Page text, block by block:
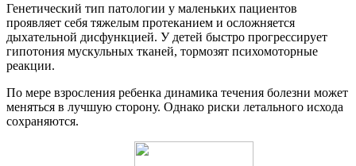
Генетический тип патологии у маленьких пациентов
проявляет себя тяжелым протеканием и осложняется
дыхательной дисфункцией. У детей быстро прогрессирует
гипотония мускульных тканей, тормозят психомоторные
реакции.
По мере взросления ребенка динамика течения болезни может
меняться в лучшую сторону. Однако риски летального исхода
сохраняются.